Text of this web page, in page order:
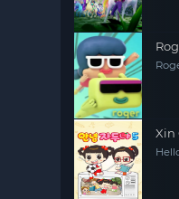
Xin